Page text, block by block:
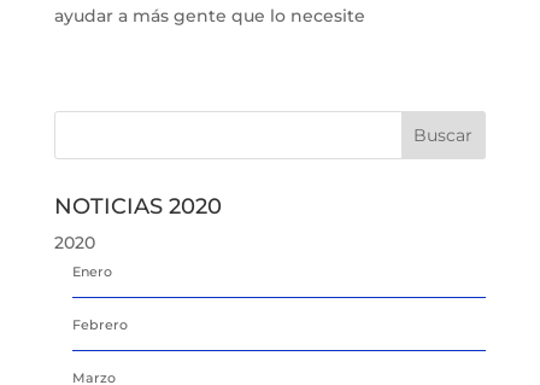
ayudar a más gente que lo necesite
NOTICIAS 2020
2020
Enero
Febrero
Marzo